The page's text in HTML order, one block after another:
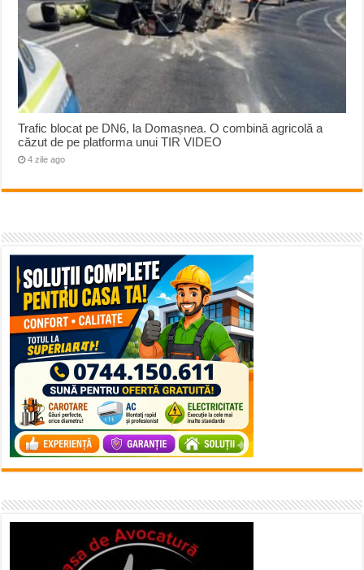
Trafic blocat pe DN6, la Domașnea. O combină agricolă a
căzut de pe platforma unui TIR VIDEO
4 zile ago